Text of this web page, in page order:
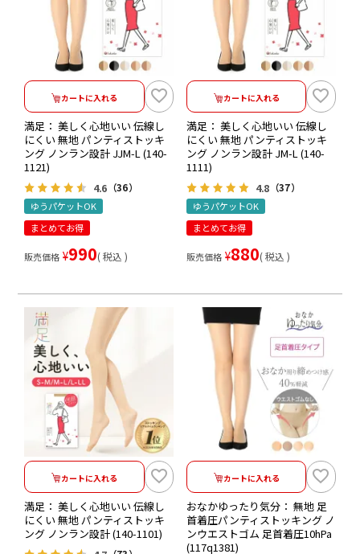
カートに入れる
満足： 美しく心地いい 伝線し
にくい 無地 パンティストッキ
ング ノンラン設計 JJM-L (140-
1121)
4.6 （36）
ゆうパケットOK
まとめてお得
販売価格 ¥990 税込
カートに入れる
満足： 美しく心地いい 伝線し
にくい 無地 パンティストッキ
ング ノンラン設計 JM-L (140-
1111)
4.8 （37）
ゆうパケットOK
まとめてお得
販売価格 ¥880 税込
カートに入れる
満足： 美しく心地いい 伝線し
にくい 無地 パンティストッキ
ング ノンラン設計 (140-1101)
カートに入れる
おなかゆったり気分： 無地 足
首着圧パンティストッキング ノ
ンウエストゴム 足首着圧10hPa
(117q1381)